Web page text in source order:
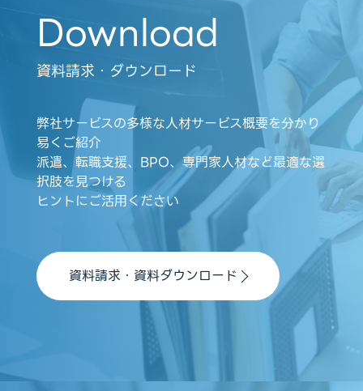
Download
資料請求・ダウンロード
弊社サービスの多様な人材サービス概要を分かり
易くご紹介
派遣、転職支援、BPO、専門家人材など最適な選
択肢を見つける
ヒントにご活用ください
資料請求・資料ダウンロード